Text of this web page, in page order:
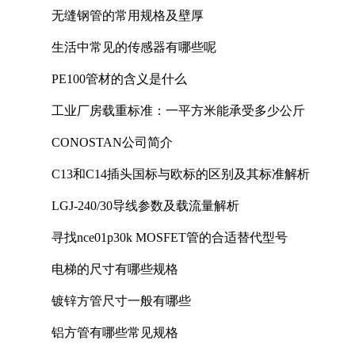
无缝钢管的常用规格及壁厚
生活中常见的传感器有哪些呢
PE100管材的含义是什么
工业厂房载重标准：一平方米能承受多少公斤
CONOSTAN公司简介
C13和C14插头国标与欧标的区别及其标准解析
LGJ-240/30导线参数及载流量解析
寻找nce01p30k MOSFET管的合适替代型号
电梯的尺寸有哪些规格
镀锌方管尺寸一般有哪些
铝方管有哪些常见规格